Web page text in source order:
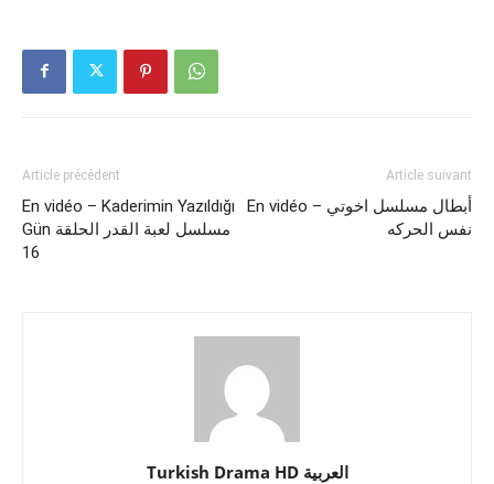
Article précédent
En vidéo – Kaderimin Yazıldığı
Gün مسلسل لعبة القدر الحلقة
16
Article suivant
En vidéo – أبطال مسلسل اخوتي
نفس الحركه
Turkish Drama HD العربية